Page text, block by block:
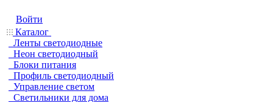
Войти
Каталог
Ленты светодиодные
Неон светодиодный
Блоки питания
Профиль светодиодный
Управление светом
Светильники для дома